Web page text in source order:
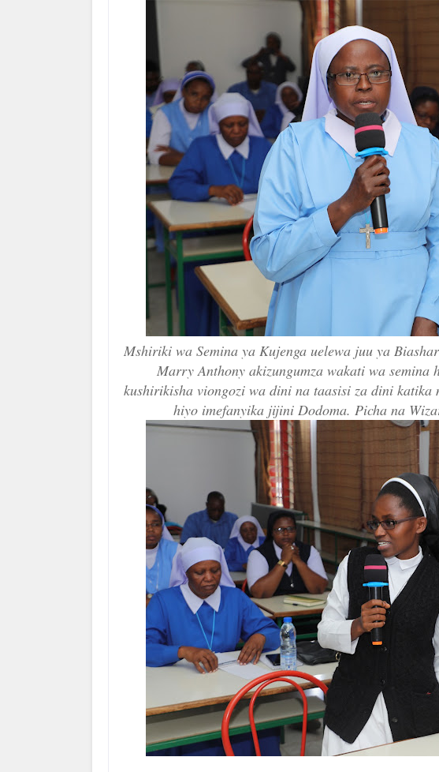
Mshiriki wa Semina ya Kujenga uelewa juu ya
Marry Anthony akizungumza wakati wa semina
kushirikisha viongozi wa dini na taasisi za dini katika
hiyo imefanyika jijini Dodoma. Picha na